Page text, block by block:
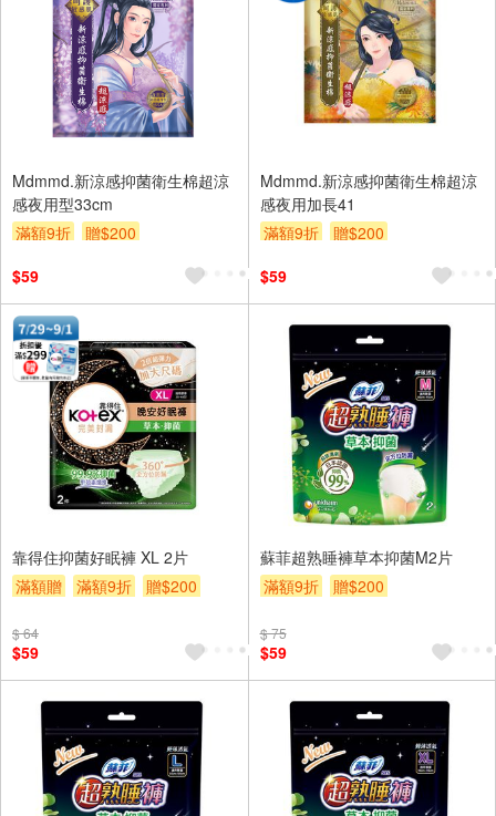
Mdmmd.新涼感抑菌衛生棉超涼
感夜用型33cm
滿額9折
贈$200
$59
Mdmmd.新涼感抑菌衛生棉超涼
感夜用加長41
滿額9折
贈$200
$59
靠得住抑菌好眠褲 XL 2片
滿額贈
滿額9折 贈$200
$ 64
$59
蘇菲超熟睡褲草本抑菌M2片
滿額9折
贈$200
$ 75
$59